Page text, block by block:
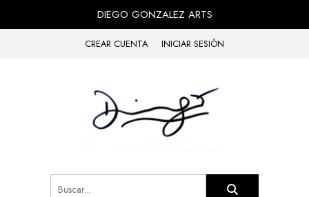
DIEGO GONZALEZ ARTS
CREAR CUENTA INICIAR SESIÓN